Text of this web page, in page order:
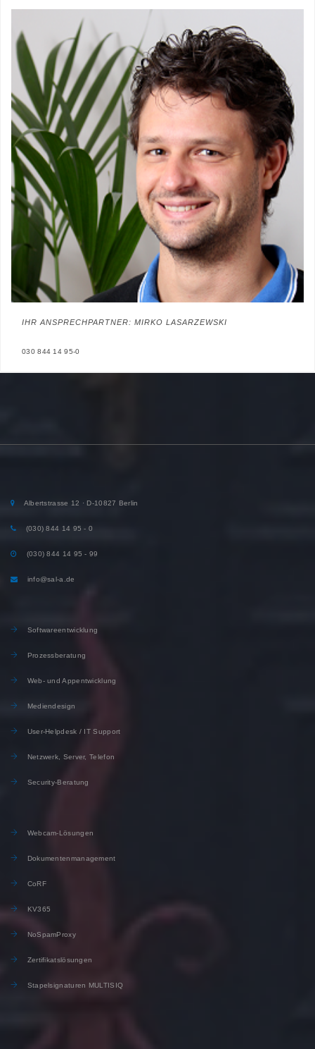
IHR ANSPRECHPARTNER: MIRKO LASARZEWSKI
030 844 14 95-0
Albertstrasse 12 · D-10827 Berlin
(030) 844 14 95 - 0
(030) 844 14 95 - 99
info@sal-a.de
Softwareentwicklung
Prozessberatung
Web- und Appentwicklung
Mediendesign
User-Helpdesk / IT Support
Netzwerk, Server, Telefon
Security-Beratung
Webcam-Lösungen
Dokumentenmanagement
CoRF
KV365
NoSpamProxy
Zertifikatslösungen
Stapelsignaturen MULTISIQ